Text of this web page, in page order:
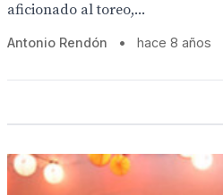
aficionado al toreo,...
Antonio Rendón • hace 8 años